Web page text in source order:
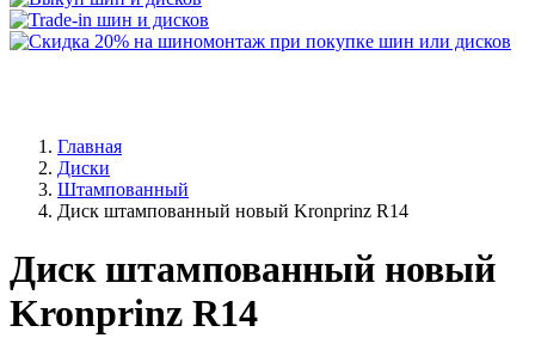
Главная
Диски
Штампованный
Диск штампованный новый Kronprinz R14
Диск штампованный новый
Kronprinz R14